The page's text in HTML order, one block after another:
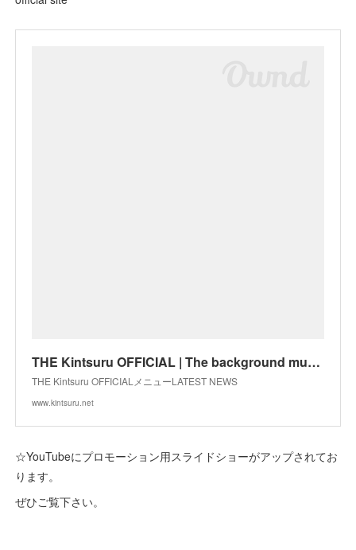
THE Kintsuru OFFICIAL | The background music creation unit featuring pianist SATOSHI MISHIBA
THE Kintsuru OFFICIALメニューLATEST NEWS
www.kintsuru.net
☆YouTubeにプロモーション用スライドショーがアップされてお
ります。
ぜひご覧下さい。